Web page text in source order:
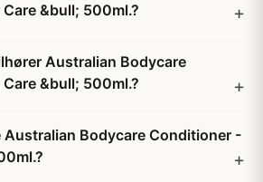
&bull; 500ml.?
Australian Bodycare
&bull; 500ml.?
Australian Bodycare Conditioner -